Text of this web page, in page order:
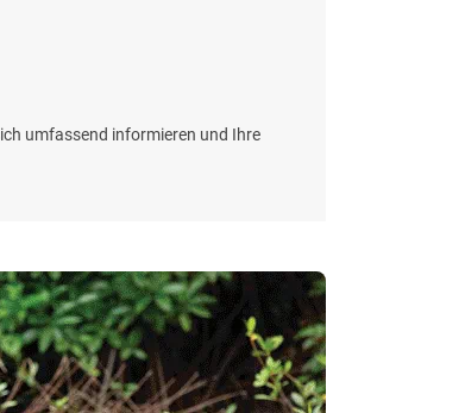
umfassend informieren und Ihre